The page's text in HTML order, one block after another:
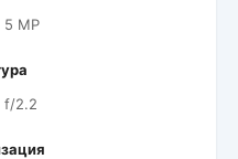
5 MP
f/2.2